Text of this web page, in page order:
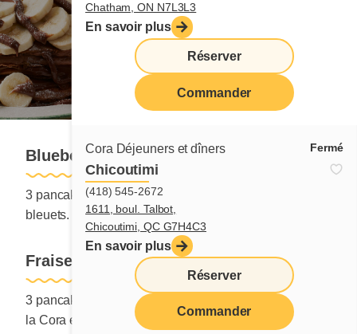
Chatham, ON N7L3L3
En savoir plus
Réserver
Commander
Cora Déjeuners et dîners Fermé
Chicoutimi
(418) 545-2672
1611, boul. Talbot,
Chicoutimi, QC G7H4C3
En savoir plus
Réserver
Commander
pancakes
Blueberry fields
3 pancakes aux bleuets, crème anglaise à la Cora et
bleuets.
Fraises bananes
3 pancakes nature, fraises, bananes, crème anglaise à
la Cora et sauce aux fraises.